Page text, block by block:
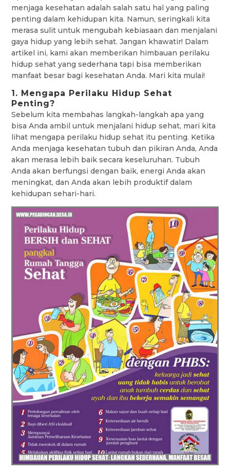
menjaga kesehatan adalah salah satu hal yang paling
penting dalam kehidupan kita. Namun, seringkali kita
merasa sulit untuk mengubah kebiasaan dan menjalani
gaya hidup yang lebih sehat. Jangan khawatir! Dalam
artikel ini, kami akan memberikan himbauan perilaku
hidup sehat yang sederhana tapi bisa memberikan
manfaat besar bagi kesehatan Anda. Mari kita mulai!
1. Mengapa Perilaku Hidup Sehat
Penting?
Sebelum kita membahas langkah-langkah apa yang
bisa Anda ambil untuk menjalani hidup sehat, mari kita
lihat mengapa perilaku hidup sehat itu penting. Ketika
Anda menjaga kesehatan tubuh dan pikiran Anda, Anda
akan merasa lebih baik secara keseluruhan. Tubuh
Anda akan berfungsi dengan baik, energi Anda akan
meningkat, dan Anda akan lebih produktif dalam
kehidupan sehari-hari.